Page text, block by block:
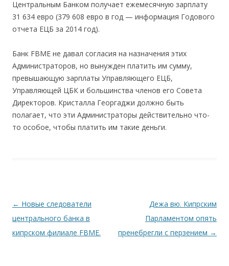
Центральным Банком получает ежемесячную зарплату
31 634 евро (379 608 евро в год — информация Годового
отчета ЕЦБ за 2014 год).
Банк FBME не давал согласия на назначения этих
Администраторов, но вынужден платить им сумму,
превышающую зарплаты Управляющего ЕЦБ,
Управляющей ЦБК и большинства членов его Совета
Директоров. Кристалла Георгаджи должно быть
полагает, что эти Администраторы действительно что-
то особое, чтобы платить им такие деньги.
Навигация по записям
← Новые следователи
центрального банка в
кипрском филиале FBME.
Дежа вю. Кипрским
Парламентом опять
пренебрегли с перзением →